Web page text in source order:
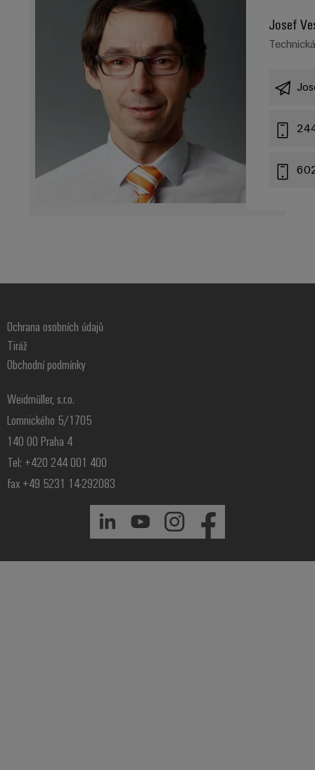
Josef
Ochrana osobních údajů
Tiráž
Obchodní podmínky
Weidmüller, s.r.o.
Lomnického 5/1705
140 00 Praha 4
Tel: +420 244 001 400
fax +49 5231 14-292083